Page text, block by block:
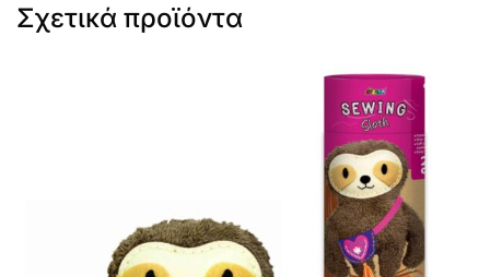
Σχετικά προϊόντα